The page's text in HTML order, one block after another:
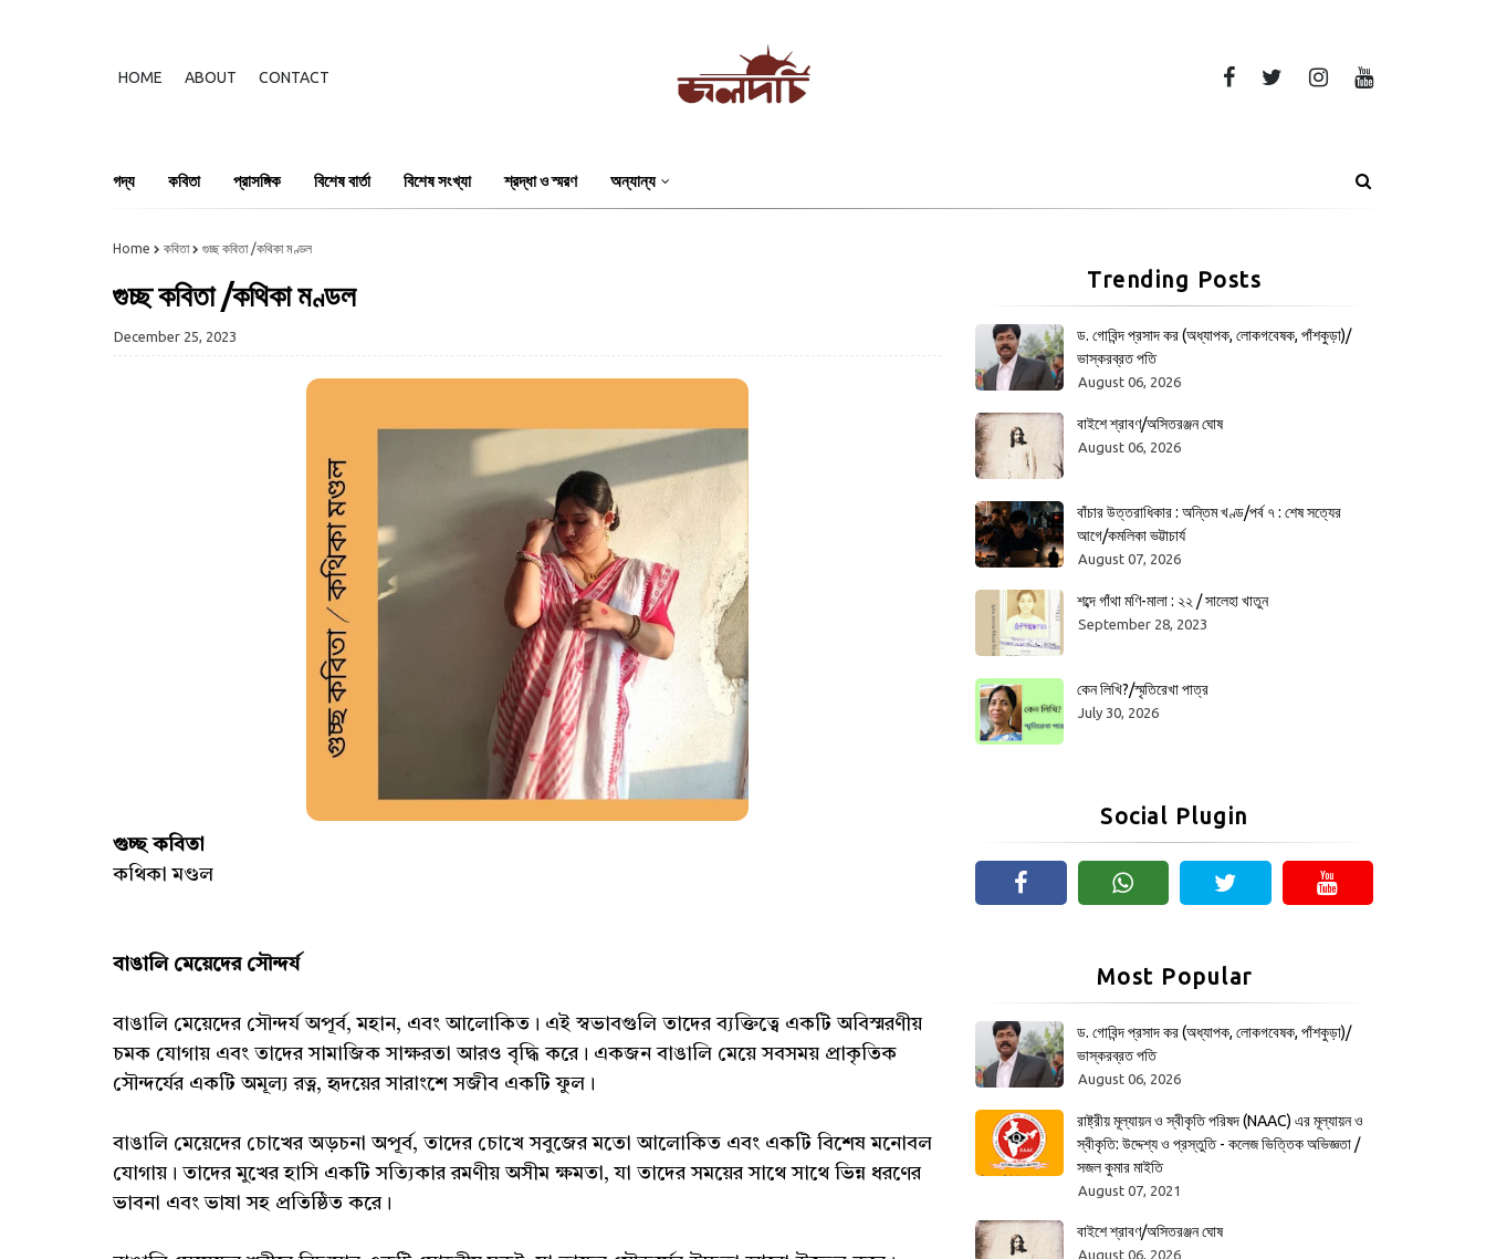
HOME ABOUT CONTACT
গদ্য কবিতা প্রাসঙ্গিক বিশেষ বার্তা বিশেষ সংখ্যা শ্রদ্ধা ও স্মরণ অন্যান্য
Home কবিতা গুচ্ছ কবিতা /কথিকা মণ্ডল
গুচ্ছ কবিতা /কথিকা মণ্ডল
December 25, 2023
গুচ্ছ কবিতা
কথিকা মণ্ডল
বাঙালি মেয়েদের সৌন্দর্য
বাঙালি মেয়েদের সৌন্দর্য অপূর্ব, মহান, এবং আলোকিত। এই স্বভাবগুলি তাদের ব্যক্তিত্বে একটি অবিস্মরণীয়
চমক যোগায় এবং তাদের সামাজিক সাক্ষরতা আরও বৃদ্ধি করে। একজন বাঙালি মেয়ে সবসময় প্রাকৃতিক
সৌন্দর্যের একটি অমূল্য রত্ন, হৃদয়ের সারাংশে সজীব একটি ফুল।
বাঙালি মেয়েদের চোখের অড়চনা অপূর্ব, তাদের চোখে সবুজের মতো আলোকিত এবং একটি বিশেষ মনোবল
যোগায়। তাদের মুখের হাসি একটি সত্যিকার রমণীয় অসীম ক্ষমতা, যা তাদের সময়ের সাথে সাথে ভিন্ন ধরণের
ভাবনা এবং ভাষা সহ প্রতিষ্ঠিত করে।
Trending Posts
ড. গোবিন্দ প্রসাদ কর (অধ্যাপক, লোকগবেষক, পাঁশকুড়া)/
ভাস্করব্রত পতি
August 06, 2026
বাইশে শ্রাবণ/অসিতরঞ্জন ঘোষ
August 06, 2026
বাঁচার উত্তরাধিকার : অন্তিম খণ্ড/পর্ব ৭ : শেষ সত্যের
আগে/কমলিকা ভট্টাচার্য
August 07, 2026
শব্দে গাঁথা মণি-মালা : ২২ / সালেহা খাতুন
September 28, 2023
কেন লিখি?/স্মৃতিরেখা পাত্র
July 30, 2026
Social Plugin
Most Popular
ড. গোবিন্দ প্রসাদ কর (অধ্যাপক, লোকগবেষক, পাঁশকুড়া)/
ভাস্করব্রত পতি
August 06, 2026
রাষ্ট্রীয় মূল্যায়ন ও স্বীকৃতি পরিষদ (NAAC) এর মূল্যায়ন ও
স্বীকৃতি: উদ্দেশ্য ও প্রস্তুতি - কলেজ ভিত্তিক অভিজ্ঞতা /
সজল কুমার মাইতি
August 07, 2021
বাইশে শ্রাবণ/অসিতরঞ্জন ঘোষ
August 06, 2026